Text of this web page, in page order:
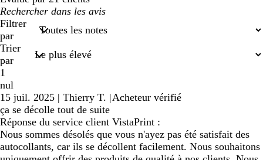
Mes
recherches
saisies
Filtrer
par
Trier
par
1
nul
15 juil. 2025 | Thierry T. |Acheteur vérifié
ça se décolle tout de suite
Réponse du service client VistaPrint :
Nous sommes désolés que vous n'ayez pas été satisfait des
autocollants, car ils se décollent facilement. Nous souhaitons